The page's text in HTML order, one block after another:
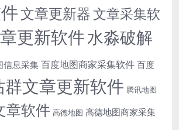
文章更新器文章采集软
更新软件水淼破解
信息采集 百度地图商家采集软件 百度
群文章更新软件 腾讯地图
章软件 高德地图 高德地图商家采集